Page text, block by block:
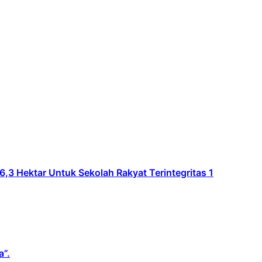
Hektar Untuk Sekolah Rakyat Terintegritas 1